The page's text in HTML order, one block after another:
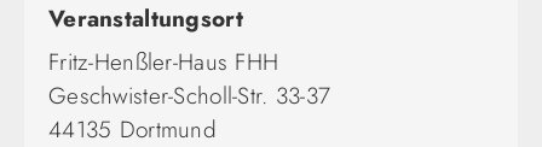
Veranstaltungsort
Fritz-Henßler-Haus FHH
Geschwister-Scholl-Str. 33-37
44135 Dortmund